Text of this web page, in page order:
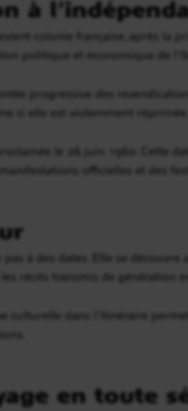
à
colonie française, après la
politique et économique de
progressive des
si elle est violemment réprimée.
le 26 juin 1960. Cette
officielles et des
à des dates. Elle se
récits transmis de génération
culturelle dans l’itinéraire
en toute